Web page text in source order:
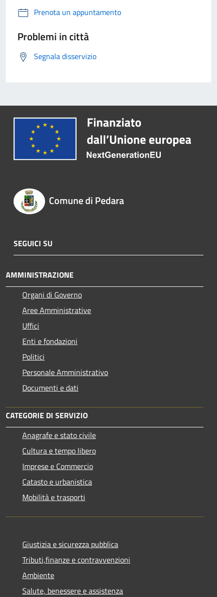
Prenota un appuntamento
Problemi in città
Segnala disservizio
Comune di Pedara
SEGUICI SU
AMMINISTRAZIONE
Organi di Governo
Aree Amministrative
Uffici
Enti e fondazioni
Politici
Personale Amministrativo
Documenti e dati
CATEGORIE DI SERVIZIO
Anagrafe e stato civile
Cultura e tempo libero
Imprese e Commercio
Catasto e urbanistica
Mobilità e trasporti
Giustizia e sicurezza pubblica
Tributi,finanze e contravvenzioni
Ambiente
Salute, benessere e assistenza